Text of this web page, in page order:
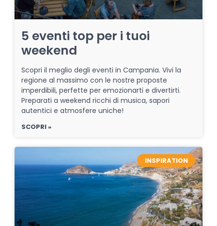
5 eventi top per i tuoi
weekend
Scopri il meglio degli eventi in Campania. Vivi la
regione al massimo con le nostre proposte
imperdibili, perfette per emozionarti e divertirti.
Preparati a weekend ricchi di musica, sapori
autentici e atmosfere uniche!
SCOPRI »
INSPIRATION